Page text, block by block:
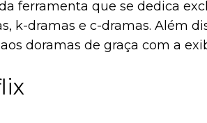
ferramenta que se dedica
k-dramas e c-dramas. Além
doramas de graça com a